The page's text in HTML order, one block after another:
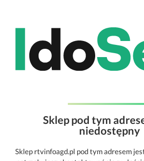
Sklep pod tym
niedostępny
Sklep rtvinfoagd.pl pod tym adresem